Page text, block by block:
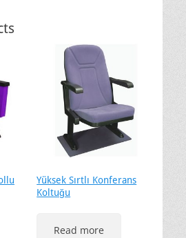
Yüksek Sırtlı Konferans
Koltuğu
Read more